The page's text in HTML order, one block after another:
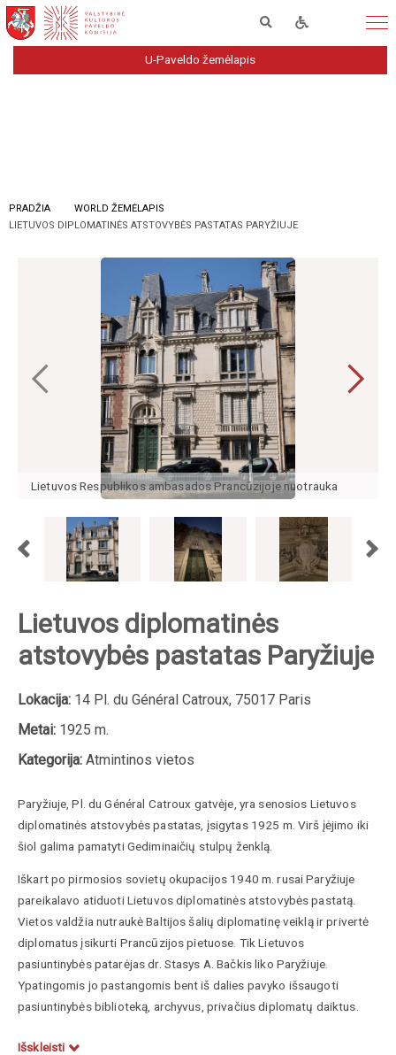
U-Paveldo žemėlapis
PRADŽIA
WORLD ŽEMĖLAPIS
LIETUVOS DIPLOMATINĖS ATSTOVYBĖS PASTATAS PARYŽIUJE
Lietuvos Respublikos ambasados Prancūzijoje nuotrauka
Lietuvos diplomatinės
atstovybės pastatas Paryžiuje
Lokacija: 14 Pl. du Général Catroux, 75017 Paris
Metai: 1925 m.
Kategorija: Atmintinos vietos
Paryžiuje, Pl. du Général Catroux gatvėje, yra senosios Lietuvos
diplomatinės atstovybės pastatas, įsigytas 1925 m. Virš įėjimo iki
šiol galima pamatyti Gediminaičių stulpų ženklą.
Iškart po pirmosios sovietų okupacijos 1940 m. rusai Paryžiuje
pareikalavo atiduoti Lietuvos diplomatinės atstovybės pastatą.
Vietos valdžia nutraukė Baltijos šalių diplomatinę veiklą ir privertė
diplomatus įsikurti Prancūzijos pietuose. Tik Lietuvos
pasiuntinybės patarėjas dr. Stasys A. Bačkis liko Paryžiuje.
Ypatingomis jo pastangomis bent iš dalies pavyko išsaugoti
pasiuntinybės biblioteką, archyvus, privačius diplomatų daiktus.
Prancūzijos parlamentas 2002 m. ratifikavo tarpvalstybinę dvišalę
Išskleisti